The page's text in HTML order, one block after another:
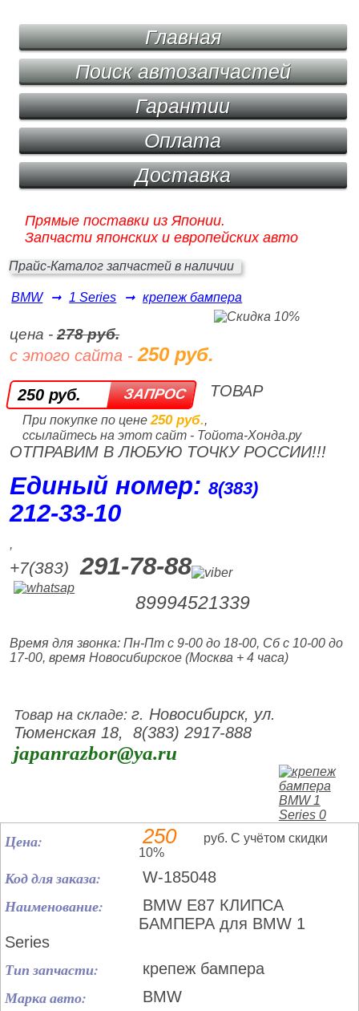
Главная
Поиск автозапчастей
Гарантии
Оплата
Доставка
Прямые поставки из Японии.
Запчасти японских и европейских авто
Прайс-Каталог запчастей в наличии
BMW ➞ 1 Series ➞ крепеж бампера
цена -278 руб.
с этого сайта -250 руб.
250 руб.
При покупке по цене 250 руб.,
ссылайтесь на этот сайт - Тойота-Хонда.ру
ТОВАР
ОТПРАВИМ В ЛЮБУЮ ТОЧКУ РОССИИ!!!
Единый номер:8(383)
212‑33‑10
,
+7(383) 291-78-88
89994521339
Время для звонка: Пн-Пт с 9-00 до 18-00, Сб с 10-00 до
17-00, время Новосибирское (Москва + 4 часа)
Товар на складе:г. Новосибирск, ул.
Тюменская 18, 8(383) 2917-888
japanrazbor@ya.ru
Цена: 250
руб. С учётом скидки
10%
Код для заказа: W-185048
Наименование:
BMW E87 КЛИПСА
БАМПЕРА для BMW 1
Series
Тип запчасти: крепеж бампера
Марка авто: BMW